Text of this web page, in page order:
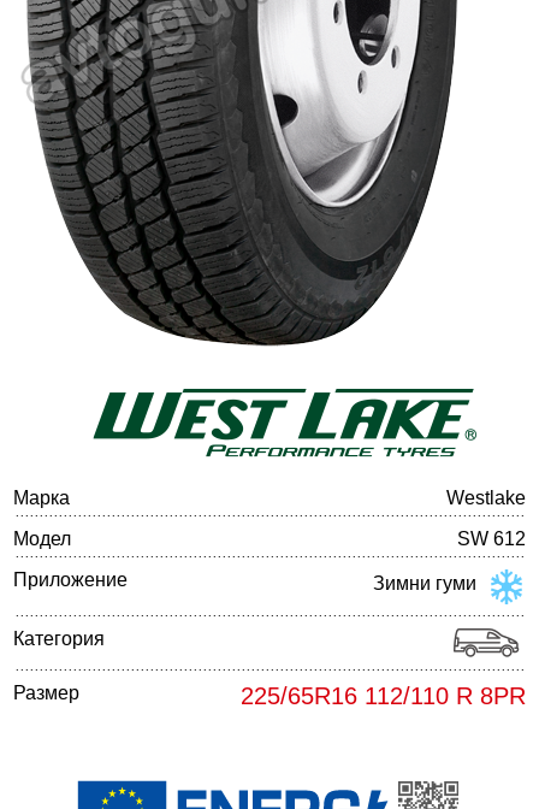
Баланс на автомобилните гуми
Марка
Westlake
Модел
SW 612
Приложение
Зимни гуми
Категория
Размер 225/65R16 112/110 R 8PR